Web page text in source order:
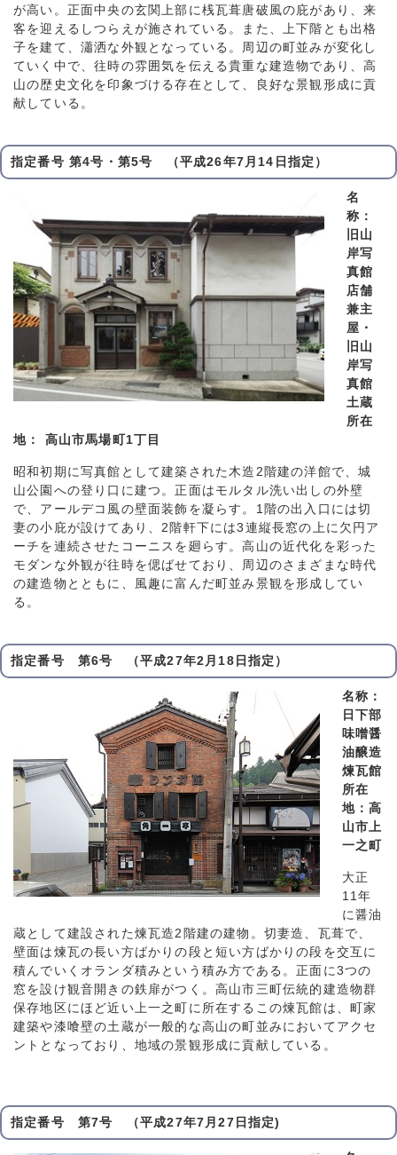
が高い。正面中央の玄関上部に桟瓦葺唐破風の庇があり、来
客を迎えるしつらえが施されている。また、上下階とも出格
子を建て、瀟洒な外観となっている。周辺の町並みが変化し
ていく中で、往時の雰囲気を伝える貴重な建造物であり、高
山の歴史文化を印象づける存在として、良好な景観形成に貢
献している。
指定番号 第4号・第5号 （平成26年7月14日指定）
名
称：
旧山
岸写
真館
店舗
兼主
屋・
旧山
岸写
真館
土蔵
所在
地： 高山市馬場町1丁目
昭和初期に写真館として建築された木造2階建の洋館で、城
山公園への登り口に建つ。正面はモルタル洗い出しの外壁
で、アールデコ風の壁面装飾を凝らす。1階の出入口には切
妻の小庇が設けてあり、2階軒下には3連縦長窓の上に欠円ア
ーチを連続させたコーニスを廻らす。高山の近代化を彩った
モダンな外観が往時を偲ばせており、周辺のさまざまな時代
の建造物とともに、風趣に富んだ町並み景観を形成してい
る。
指定番号 第6号 （平成27年2月18日指定）
名称：
日下部
味噌醤
油醸造
煉瓦館
所在
地：高
山市上
一之町
大正
11年
に醤油
蔵として建設された煉瓦造2階建の建物。切妻造、瓦葺で、
壁面は煉瓦の長い方ばかりの段と短い方ばかりの段を交互に
積んでいくオランダ積みという積み方である。正面に3つの
窓を設け観音開きの鉄扉がつく。高山市三町伝統的建造物群
保存地区にほど近い上一之町に所在するこの煉瓦館は、町家
建築や漆喰壁の土蔵が一般的な高山の町並みにおいてアクセ
ントとなっており、地域の景観形成に貢献している。
指定番号 第7号 （平成27年7月27日指定)